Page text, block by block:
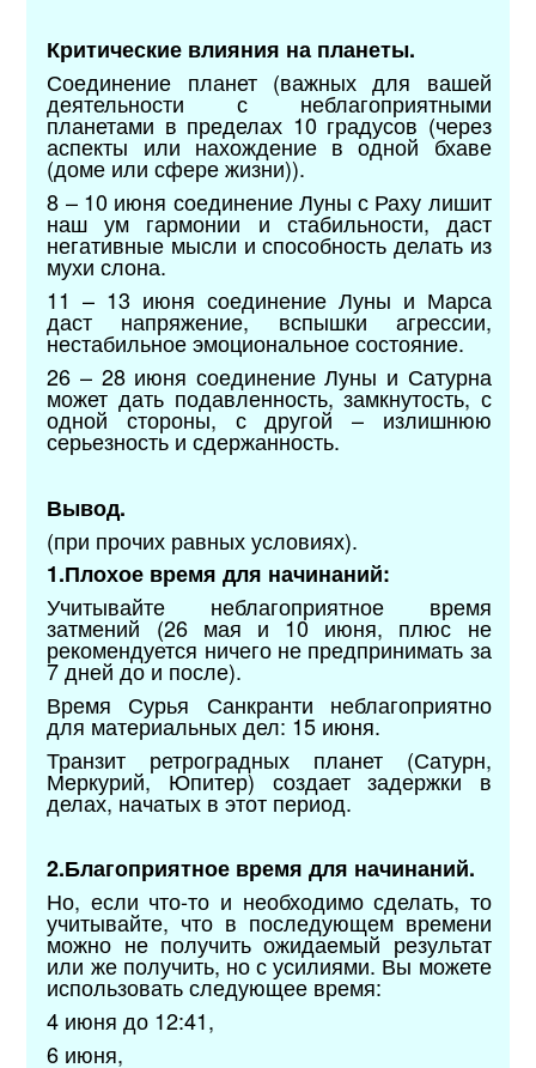
Критические влияния на планеты.
Соединение планет (важных для вашей
деятельности с неблагоприятными
планетами в пределах 10 градусов (через
аспекты или нахождение в одной бхаве
(доме или сфере жизни)).
8 – 10 июня соединение Луны с Раху лишит
наш ум гармонии и стабильности, даст
негативные мысли и способность делать из
мухи слона.
11 – 13 июня соединение Луны и Марса
даст напряжение, вспышки агрессии,
нестабильное эмоциональное состояние.
26 – 28 июня соединение Луны и Сатурна
может дать подавленность, замкнутость, с
одной стороны, с другой – излишнюю
серьезность и сдержанность.
Вывод.
(при прочих равных условиях).
1.Плохое время для начинаний:
Учитывайте неблагоприятное время
затмений (26 мая и 10 июня, плюс не
рекомендуется ничего не предпринимать за
7 дней до и после).
Время Сурья Санкранти неблагоприятно
для материальных дел: 15 июня.
Транзит ретроградных планет (Сатурн,
Меркурий, Юпитер) создает задержки в
делах, начатых в этот период.
2.Благоприятное время для начинаний.
Но, если что-то и необходимо сделать, то
учитывайте, что в последующем времени
можно не получить ожидаемый результат
или же получить, но с усилиями. Вы можете
использовать следующее время:
4 июня до 12:41,
6 июня,